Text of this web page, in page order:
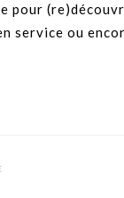
pour
service ou